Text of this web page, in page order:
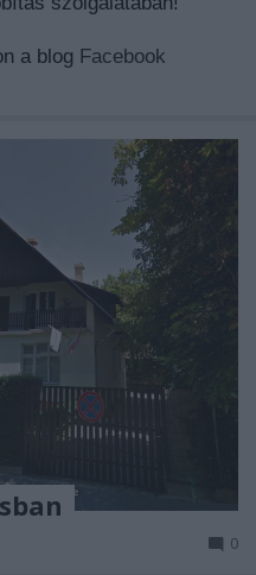
a blog Facebook
0